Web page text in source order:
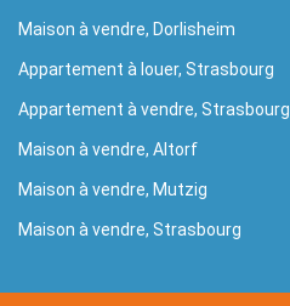
Maison à vendre, Dorlisheim
Appartement à louer, Strasbourg
Appartement à vendre, Strasbourg
Maison à vendre, Altorf
Maison à vendre, Mutzig
Maison à vendre, Strasbourg